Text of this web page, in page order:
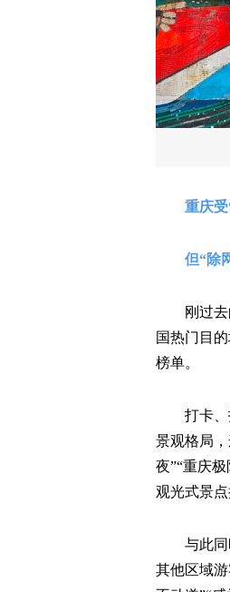
重庆
但“除
刚过
国热门目
榜单。
打卡
景观格局
夜”“重庆
观光式景点
与此
其他区域